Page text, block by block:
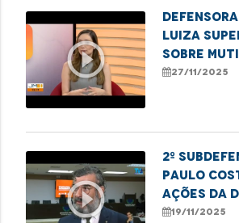
play_circle_outline
Luiza
sobre
27/11/2025
play_circle_outline
2º
Paulo
ações da
Festival
19/11/2025